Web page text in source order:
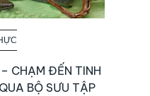
CHẠM ĐẾN TINH
BỘ SƯU TẬP